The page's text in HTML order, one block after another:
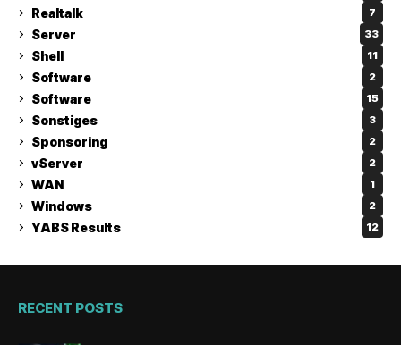
Realtalk 7
Server 33
Shell 11
Software 2
Software 15
Sonstiges 3
Sponsoring 2
vServer 2
WAN 1
Windows 2
YABS Results 12
RECENT POSTS